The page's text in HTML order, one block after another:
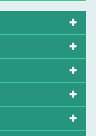




